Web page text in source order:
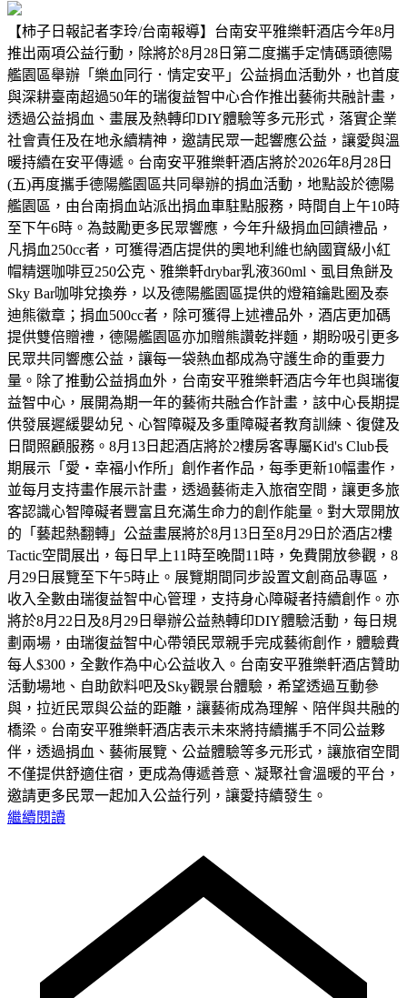
【柿子日報記者李玲/台南報導】台南安平雅樂軒酒店今年8月
推出兩項公益行動，除將於8月28日第二度攜手定情碼頭德陽
艦園區舉辦「樂血同行．情定安平」公益捐血活動外，也首度
與深耕臺南超過50年的瑞復益智中心合作推出藝術共融計畫，
透過公益捐血、畫展及熱轉印DIY體驗等多元形式，落實企業
社會責任及在地永續精神，邀請民眾一起響應公益，讓愛與溫
暖持續在安平傳遞。台南安平雅樂軒酒店將於2026年8月28日
(五)再度攜手德陽艦園區共同舉辦的捐血活動，地點設於德陽
艦園區，由台南捐血站派出捐血車駐點服務，時間自上午10時
至下午6時。為鼓勵更多民眾響應，今年升級捐血回饋禮品，
凡捐血250cc者，可獲得酒店提供的奧地利維也納國寶級小紅
帽精選咖啡豆250公克、雅樂軒drybar乳液360ml、虱目魚餅及
Sky Bar咖啡兌換券，以及德陽艦園區提供的燈箱鑰匙圈及泰
迪熊徽章；捐血500cc者，除可獲得上述禮品外，酒店更加碼
提供雙倍贈禮，德陽艦園區亦加贈熊讚乾拌麵，期盼吸引更多
民眾共同響應公益，讓每一袋熱血都成為守護生命的重要力
量。除了推動公益捐血外，台南安平雅樂軒酒店今年也與瑞復
益智中心，展開為期一年的藝術共融合作計畫，該中心長期提
供發展遲緩嬰幼兒、心智障礙及多重障礙者教育訓練、復健及
日間照顧服務。8月13日起酒店將於2樓房客專屬Kid's Club長
期展示「愛・幸福小作所」創作者作品，每季更新10幅畫作，
並每月支持畫作展示計畫，透過藝術走入旅宿空間，讓更多旅
客認識心智障礙者豐富且充滿生命力的創作能量。對大眾開放
的「藝起熱翻轉」公益畫展將於8月13日至8月29日於酒店2樓
Tactic空間展出，每日早上11時至晚間11時，免費開放參觀，8
月29日展覽至下午5時止。展覽期間同步設置文創商品專區，
收入全數由瑞復益智中心管理，支持身心障礙者持續創作。亦
將於8月22日及8月29日舉辦公益熱轉印DIY體驗活動，每日規
劃兩場，由瑞復益智中心帶領民眾親手完成藝術創作，體驗費
每人$300，全數作為中心公益收入。台南安平雅樂軒酒店贊助
活動場地、自助飲料吧及Sky觀景台體驗，希望透過互動參
與，拉近民眾與公益的距離，讓藝術成為理解、陪伴與共融的
橋梁。台南安平雅樂軒酒店表示未來將持續攜手不同公益夥
伴，透過捐血、藝術展覽、公益體驗等多元形式，讓旅宿空間
不僅提供舒適住宿，更成為傳遞善意、凝聚社會溫暖的平台，
邀請更多民眾一起加入公益行列，讓愛持續發生。
繼續閱讀